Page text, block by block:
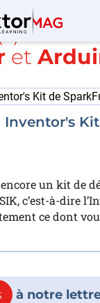
avec la
et
Inventor's
un kit de
c’est-à-dire
ce dont
à notre